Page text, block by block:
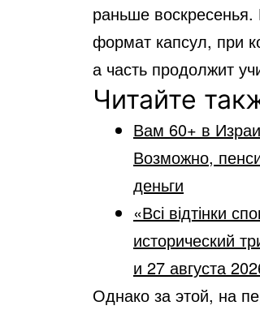
раньше
формат капсул, при
а часть продолжит
Читайте
Вам 60+ в
Возможно,
деньги
«Всі відтінки
исторический
и 27 августа
Однако за этой, на